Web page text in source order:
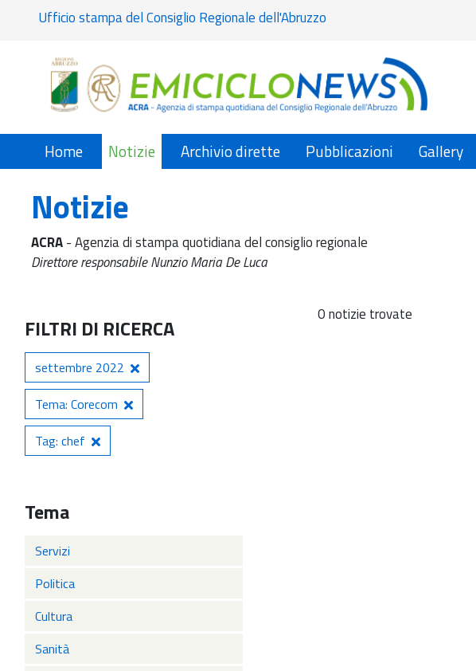
Ufficio stampa del Consiglio Regionale dell'Abruzzo
Home Notizie Archivio dirette Pubblicazioni Gallery
Notizie
ACRA- Agenzia di stampa quotidiana del consiglio regionale
Direttore responsabile Nunzio Maria De Luca
FILTRI DI RICERCA
settembre 2022
Tema: Corecom
Tag: chef
Tema
Servizi
Politica
Cultura
Sanità
0 notizie trovate